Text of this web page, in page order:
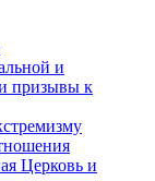
и
призывы к
Церковь и